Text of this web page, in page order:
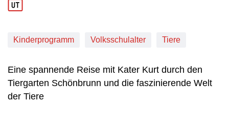
Kinderprogramm Volksschulalter Tiere
Eine spannende Reise mit Kater Kurt durch den
Tiergarten Schönbrunn und die faszinierende Welt
der Tiere